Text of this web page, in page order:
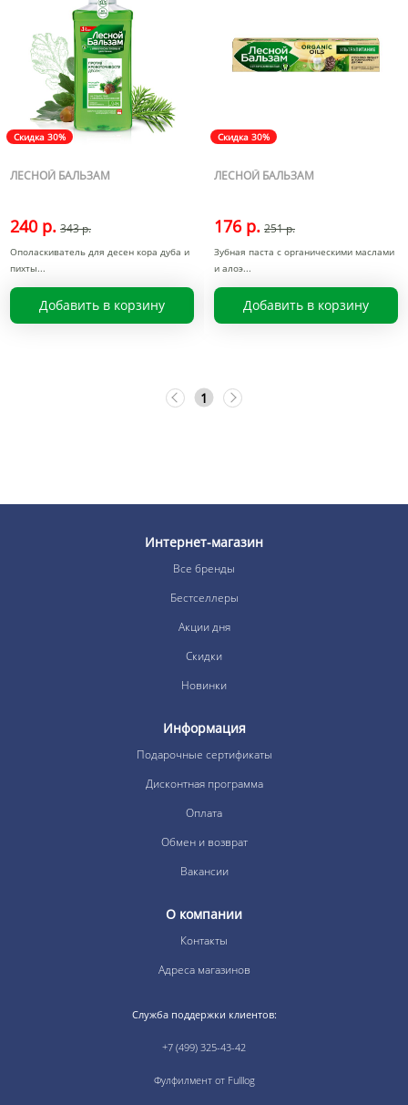
Скидка 30%
ЛЕСНОЙ БАЛЬЗАМ
240 р. 343 р.
Ополаскиватель для десен кора дуба и
пихты
Добавить в корзину
Скидка 30%
ЛЕСНОЙ БАЛЬЗАМ
176 р. 251 р.
Зубная паста с органическими маслами
и алоэ
Добавить в корзину
1
Интернет-магазин
Все бренды
Бестселлеры
Акции дня
Скидки
Новинки
Информация
Подарочные сертификаты
Дисконтная программа
Оплата
Обмен и возврат
Вакансии
О компании
Контакты
Адреса магазинов
Служба поддержки клиентов:
+7 (499) 325-43-42
Фулфилмент от Fulllog